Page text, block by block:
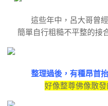
這些年中，呂大哥曾
簡單自行粗糙不平整的接
整理過後，有種昂首
好像整尊佛像散